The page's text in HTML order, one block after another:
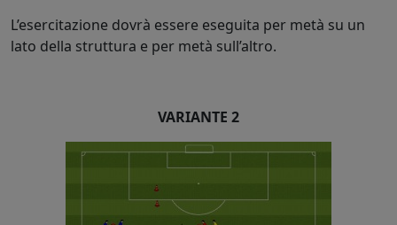
L’esercitazione dovrà essere eseguita per metà su un
lato della struttura e per metà sull’altro.
VARIANTE 2